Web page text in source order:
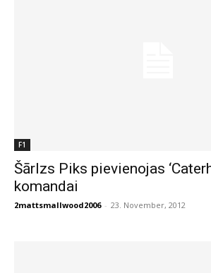
F1
Šārlzs Piks pievienojas
komandai
2mattsmallwood2006 - 23. November, 2012